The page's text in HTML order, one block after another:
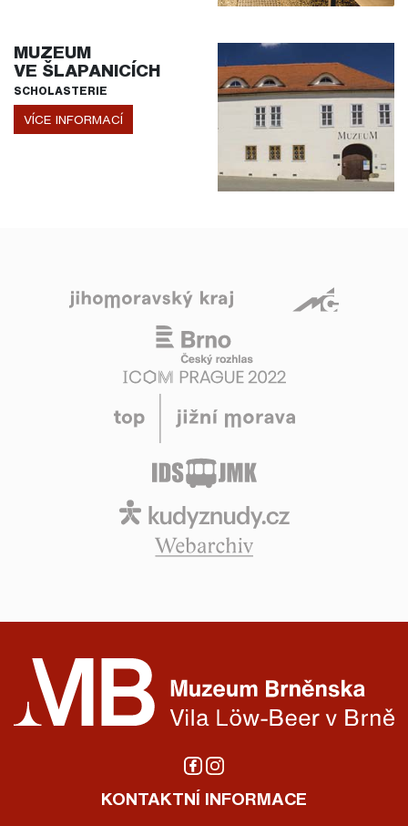
MUZEUM
VE ŠLAPANICÍCH
SCHOLASTERIE
VÍCE INFORMACÍ
KONTAKTNÍ INFORMACE